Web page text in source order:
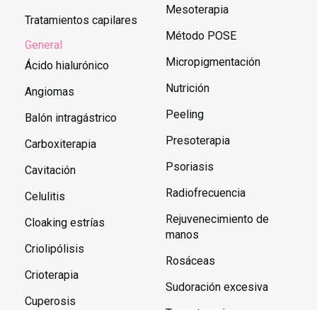
Tratamientos capilares
General
Ácido hialurónico
Angiomas
Balón intragástrico
Carboxiterapia
Cavitación
Celulitis
Cloaking estrías
Criolipólisis
Crioterapia
Cuperosis
Mesoterapia
Método POSE
Micropigmentación
Nutrición
Peeling
Presoterapia
Psoriasis
Radiofrecuencia
Rejuvenecimiento de
manos
Rosáceas
Sudoración excesiva